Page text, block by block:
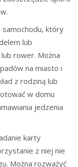
który
lub
rower. Można
na miasto i
z rodziną lub
w domu
jedzenia
karty
z niej nie
Można rozważyć